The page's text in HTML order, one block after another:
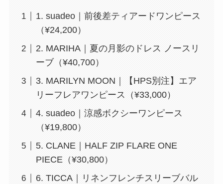
1. suadeo｜前後差ティアードワンピース
（¥24,200）
2. MARIHA｜夏の月影のドレス ノースリ
ーブ（¥40,700）
3. MARILYN MOON｜【HPS別注】エア
リーフレアワンピース（¥33,000）
4. suadeo｜涼感ボクシーワンピース
（¥19,800）
5. CLANE｜HALF ZIP FLARE ONE
PIECE（¥30,800）
6. TICCA｜リネンフレンチスリーブバル